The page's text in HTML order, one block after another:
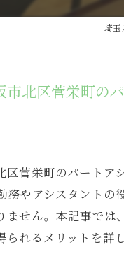
埼玉
市北区菅栄町の
区菅栄町のパート
務やアシスタントの
ません。本記事で
られるメリットを